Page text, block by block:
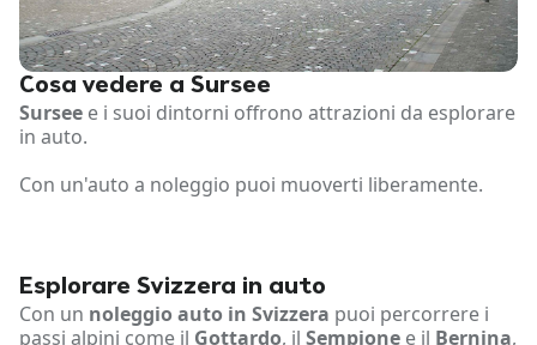
Cosa vedere a Sursee
Sursee e i suoi dintorni offrono attrazioni da esplorare
in auto.
Con un'auto a noleggio puoi muoverti liberamente.
Esplorare Svizzera in auto
Con un noleggio auto in Svizzera puoi percorrere i
passi alpini come il Gottardo, il Sempione e il Bernina,